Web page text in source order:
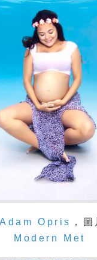
Adam Opris ，
Modern Met